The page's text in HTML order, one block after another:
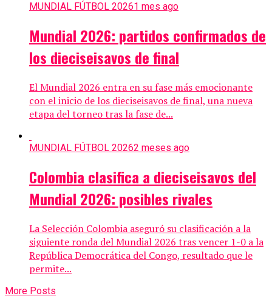
MUNDIAL FÚTBOL 20261 mes ago
Mundial 2026: partidos confirmados de
los dieciseisavos de final
El Mundial 2026 entra en su fase más emocionante
con el inicio de los dieciseisavos de final, una nueva
etapa del torneo tras la fase de...
MUNDIAL FÚTBOL 20262 meses ago
Colombia clasifica a dieciseisavos del
Mundial 2026: posibles rivales
La Selección Colombia aseguró su clasificación a la
siguiente ronda del Mundial 2026 tras vencer 1-0 a la
República Democrática del Congo, resultado que le
permite...
More Posts